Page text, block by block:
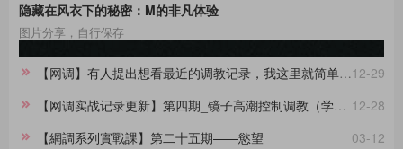
隐藏在风衣下的秘密：M的非凡体验
图片分享，自行保存
12-29
【网调】有人提出想看最近的调教记录，我这里就简单做一份合集。
12-28
【网调实战记录更新】第四期_镜子高潮控制调教（学员案例）
03-12
【網調系列實戰課】第二十五期——慾望